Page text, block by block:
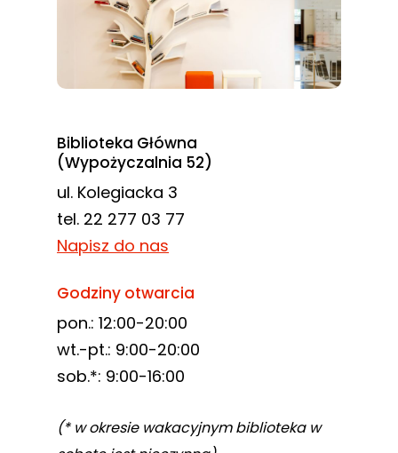
Biblioteka Główna
(Wypożyczalnia 52)
ul. Kolegiacka 3
tel. 22 277 03 77
Napisz do nas
Godziny otwarcia
pon.: 12:00-20:00
wt.-pt.: 9:00-20:00
sob.*: 9:00-16:00
(* w okresie wakacyjnym biblioteka w